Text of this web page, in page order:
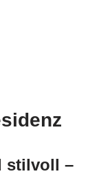
stilvoll –